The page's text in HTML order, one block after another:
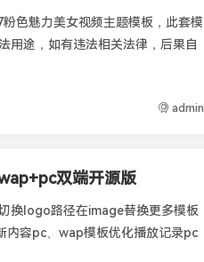
色魅力美女视频主题模板，此套模
用途，如有违法相关法律，后果自
admin
双端开源版
换logo路径在image替换更多模板
容pc、wap模板优化播放记录pc